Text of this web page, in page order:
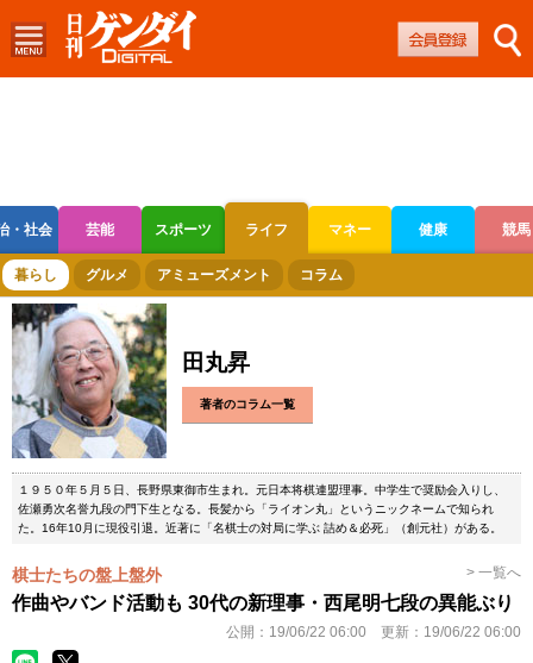
・社会 芸能 スポーツ ライフ マネー 健康 競馬
ボートレース 競輪 オートレース
暮らし グルメ アミューズメント コラム
田丸昇
著者のコラム一覧
１９５０年５月５日、長野県東御市生まれ。元日本将棋連盟理事。中学生で奨励会入りし、
佐瀬勇次名誉九段の門下生となる。長髪から「ライオン丸」というニックネームで知られ
た。16年10月に現役引退。近著に「名棋士の対局に学ぶ 詰め＆必死」（創元社）がある。
棋士たちの盤上盤外 > 一覧へ
作曲やバンド活動も 30代の新理事・西尾明七段の異能ぶり
公開： 19/06/22 06:00 更新： 19/06/22 06:00